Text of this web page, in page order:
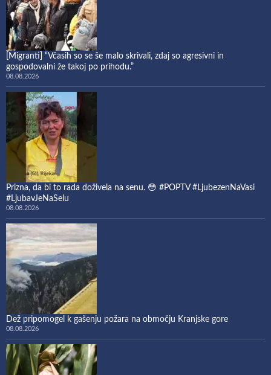
[Migranti] “Včasih so se še malo skrivali, zdaj so agresivni in
gospodovalni že takoj po prihodu.”
08.08.2026
Prizna, da bi to rada doživela na senu. 😳 #POPTV #LjubezenNaVasi
#LjubavJeNaSelu
08.08.2026
Dež pripomogel k gašenju požara na območju Kranjske gore
08.08.2026